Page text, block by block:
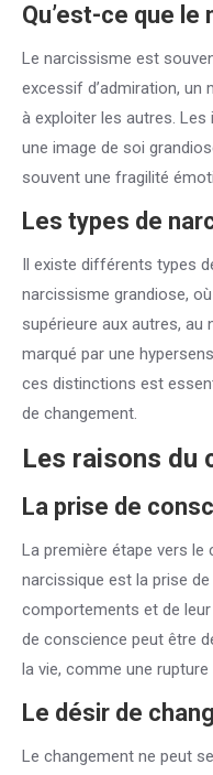
Qu’est-ce que le
Le narcissisme est
excessif d’admiration, un
à exploiter les autres.
une image de soi
souvent une fragilité
Les types de
Il existe différents types
narcissisme grandiose,
supérieure aux autres, au
marqué par une
ces distinctions est
de changement.
Les raisons du
La prise de
La première étape vers le
narcissique est la prise
comportements et de
de conscience peut être
la vie, comme une
Le désir de
Le changement ne peut